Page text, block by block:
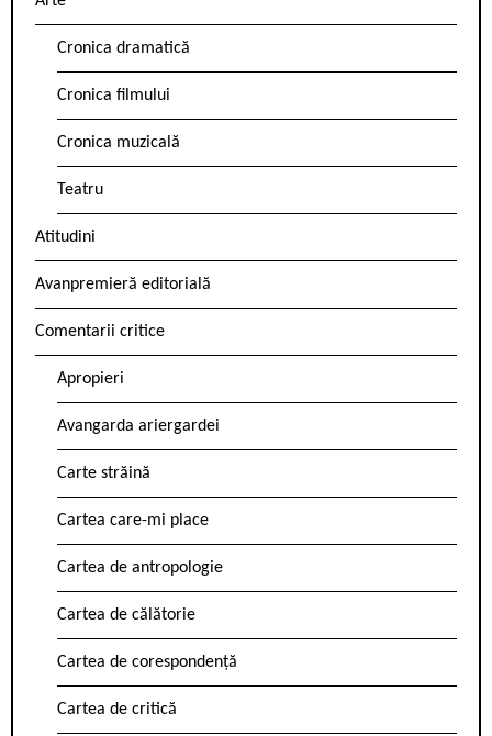
Cronica dramatică
Cronica filmului
Cronica muzicală
Teatru
Atitudini
Avanpremieră editorială
Comentarii critice
Apropieri
Avangarda ariergardei
Carte străină
Cartea care-mi place
Cartea de antropologie
Cartea de călătorie
Cartea de corespondență
Cartea de critică